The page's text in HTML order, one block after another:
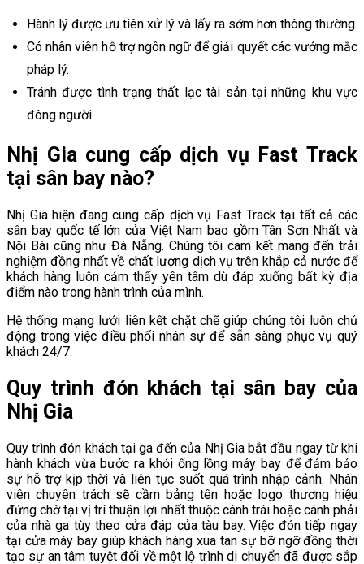
Hành lý được ưu tiên xử lý và lấy ra sớm hơn thông thường.
Có nhân viên hỗ trợ ngôn ngữ để giải quyết các vướng mắc
pháp lý.
Tránh được tình trạng thất lạc tài sản tại những khu vực
đông người.
Nhị Gia cung cấp dịch vụ Fast Track
tại sân bay nào?
Nhị Gia hiện đang cung cấp dịch vụ Fast Track tại tất cả các
sân bay quốc tế lớn của Việt Nam bao gồm Tân Sơn Nhất và
Nội Bài cũng như Đà Nẵng. Chúng tôi cam kết mang đến trải
nghiệm đồng nhất về chất lượng dịch vụ trên khắp cả nước để
khách hàng luôn cảm thấy yên tâm dù đáp xuống bất kỳ địa
điểm nào trong hành trình của mình.
Hệ thống mạng lưới liên kết chặt chẽ giúp chúng tôi luôn chủ
động trong việc điều phối nhân sự để sẵn sàng phục vụ quý
khách 24/7.
Quy trình đón khách tại sân bay của
Nhị Gia
Quy trình đón khách tại ga đến của Nhị Gia bắt đầu ngay từ khi
hành khách vừa bước ra khỏi ống lồng máy bay để đảm bảo
sự hỗ trợ kịp thời và liên tục suốt quá trình nhập cảnh. Nhân
viên chuyên trách sẽ cầm bảng tên hoặc logo thương hiệu
đứng chờ tại vị trí thuận lợi nhất thuộc cánh trái hoặc cánh phải
của nhà ga tùy theo cửa đáp của tàu bay. Việc đón tiếp ngay
tại cửa máy bay giúp khách hàng xua tan sự bỡ ngỡ đồng thời
tạo sự an tâm tuyệt đối về một lộ trình di chuyển đã được sắp